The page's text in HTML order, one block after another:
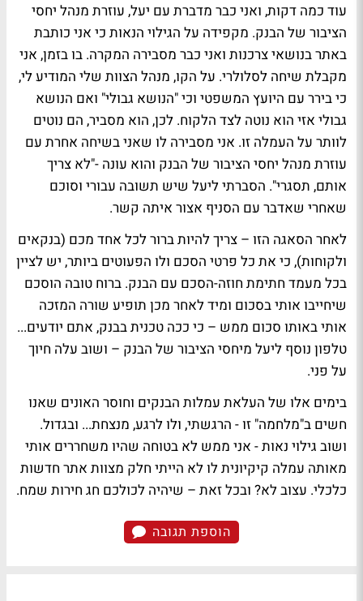
עוד כמה דקות, ואני כבר מדברת עם יעל, עוזרת מנהל יחסי
הציבור של הבנק. מקפידה על הגילוי הנאות כי אני כותבת
באתר בנושאי צרכנות ואני כבר מסבירה המקרה. בו בזמן, אני
מקבלת שיחה לסלולרי. על הקו, מנהל הצוות שלי המודיע לי,
כי בירר עם היועץ המשפטי וכי "הנושא גבולי" ואם הנושא
גבולי אזי הוא נוטה לצד הלקוח. לכן, הוא מסביר, הם נוטים
לוותר על העמלה זו. אני מסבירה לו שאני בשיחה אחרת עם
עוזרת מנהל יחסי הציבור של הבנק והוא עונה -"לא צריך
אותם, תסגרי". הסברתי ליעל שיש תשובה עבורי וסוכם
שאחרי שאדבר עם הסניף אצור איתה קשר.
לאחר הסאגה הזו – צריך להיות ברור לכל אחד מכם (בנקאים
ולקוחות), כי את כל פרטי הסכם ולו הפעוטים ביותר, יש לציין
בכל מעמד חתימת חוזה-הסכם עם הבנק. ברוח טובה הוסכם
שיחייבו אותי בסכום ומיד לאחר מכן תופיע שורה המזכה
אותי באותו סכום ממש – כי ככה טכנית בבנק, אתם יודעים...
טלפון נוסף ליעל מיחסי הציבור של הבנק – ושוב עלה חיוך
על פני.
בימים אלו של העלאת עמלות הבנקים וחוסר האונים שאנו
חשים ב"מלחמה" זו - הרגשתי, ולו לרגע, מנצחת... ובגדול.
ושוב גילוי נאות - אני ממש לא בטוחה שהיו משחררים אותי
מאותה עמלה קיקיונית לו לא הייתי חלק מצוות אתר חדשות
כלכלי. עצוב לא? ובכל זאת – שיהיה לכולכם חג חירות שמח.
הוספת תגובה